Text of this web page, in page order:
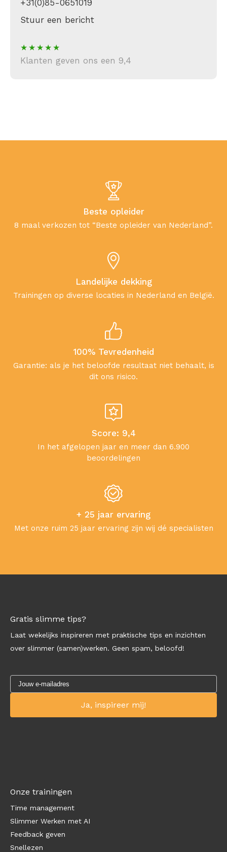
+31(0)85-0651019
Stuur een bericht
Klanten geven ons een 9,4
Beste opleider
8 maal verkozen tot “Beste opleider van Nederland”.
Landelijke dekking
Trainingen op diverse locaties in Nederland en België.
100% Tevredenheid
Garantie: als je het beloofde resultaat niet behaalt, is
dit ons risico.
Score: 9,4
In het afgelopen jaar en meer dan 6.900
beoordelingen
+ 25 jaar ervaring
Met onze ruim 25 jaar ervaring zijn wij dé specialisten
Gratis slimme tips?
Laat wekelijks inspireren met praktische tips en inzichten
over slimmer (samen)werken. Geen spam, beloofd!
Onze trainingen
Time management
Slimmer Werken met AI
Feedback geven
Snellezen